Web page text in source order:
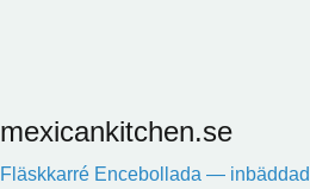
mexicankitchen.se
Fläskkarré Encebollada —